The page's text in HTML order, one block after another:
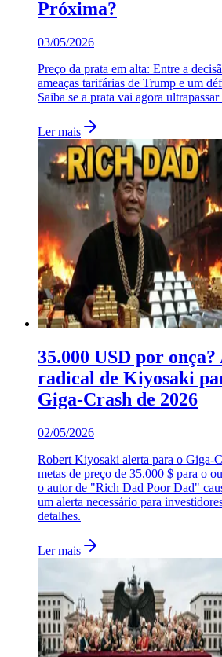
Próxima?
03/05/2026
Preço da prata em alta: Entre a
ameaças tarifárias de Trump e um
Saiba se a prata vai agora
Ler mais
35.000 USD por
radical de Kiyosaki
Giga-Crash de 2026
02/05/2026
Robert Kiyosaki alerta para o Giga-
metas de preço de 35.000 $ para o
o autor de "Rich Dad Poor Dad"
um alerta necessário para
detalhes.
Ler mais